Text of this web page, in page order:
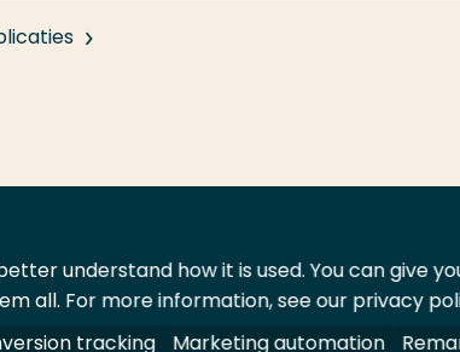
Leveranciers
understand how it is used. You can give
all. For more information, see our privacy
tracking Marketing automation